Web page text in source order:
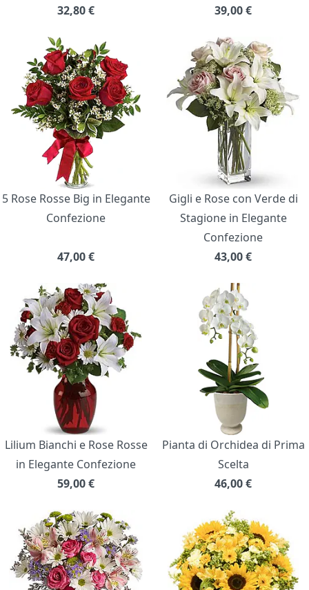
32,80€
39,00€
5 Rose Rosse Big in Elegante
Confezione
47,00€
Gigli e Rose con Verde di
Stagione in Elegante
Confezione
43,00€
Lilium Bianchi e Rose Rosse
in Elegante Confezione
59,00€
Pianta di Orchidea di Prima
Scelta
46,00€